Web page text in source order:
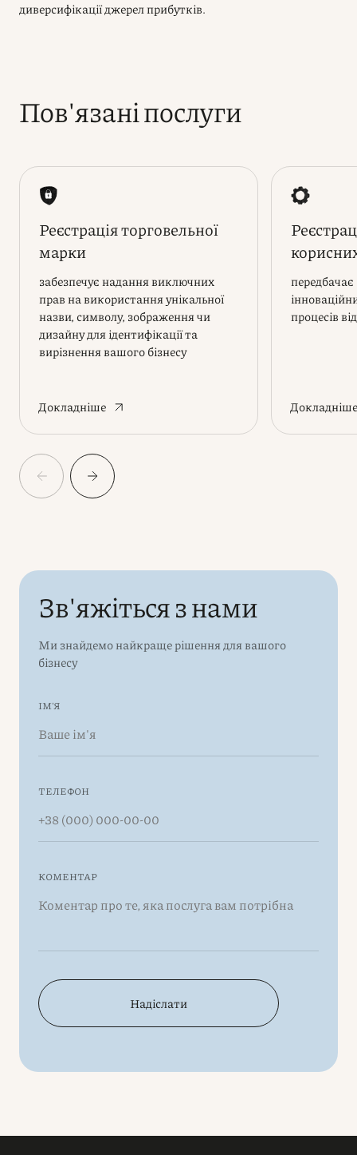
диверсифікації джерел прибутків.
Пов'язані послуги
Реєстрація торговельної
марки
забезпечує надання виключних
прав на використання унікальної
назви, символу, зображення чи
дизайну для ідентифікації та
вирізнення вашого бізнесу
Докладніше
процесів
Докладніше
Зв'яжіться з нами
Ми знайдемо найкраще рішення для вашого
бізнесу
ІМ'Я
ТЕЛЕФОН
КОМЕНТАР
Надіслати